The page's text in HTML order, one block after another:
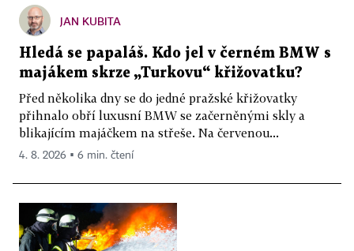
JAN KUBITA
Hledá se papaláš. Kdo jel v černém BMW s
majákem skrze „Turkovu“ křižovatku?
Před několika dny se do jedné pražské křižovatky
přihnalo obří luxusní BMW se začerněnými skly a
blikajícím majáčkem na střeše. Na červenou...
4. 8. 2026 ▪ 6 min. čtení